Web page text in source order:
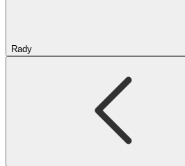
Rady